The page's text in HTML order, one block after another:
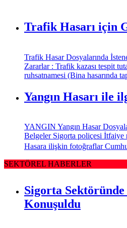
Trafik Hasarı için
Trafik Hasar Dosyalarında
Zararlar : Trafik kazası tespit
ruhsatnamesi (Bina hasarında
Yangın Hasarı ile
YANGIN Yangın Hasar
Belgeler Sigorta poliçesi
Hasara ilişkin fotoğraflar
SEKTÖREL HABERLER
Sigorta
Konuşuldu